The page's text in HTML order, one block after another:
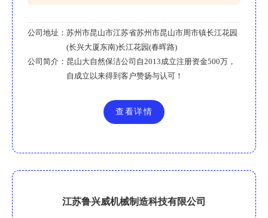
公司地址： 苏州市昆山市江苏省苏州市昆山市周市镇长江花园
(长兴大厦东南)长江花园(春晖路)
公司简介： 昆山大自然保洁公司自2013成立注册资金500万，
自成立以来得到客户赞扬与认可！
查看详情
江苏鲁兴威机械制造科技有限公司